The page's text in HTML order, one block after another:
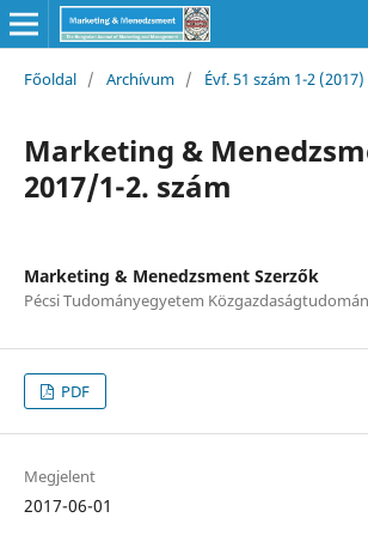
Főoldal / Archívum / Évf. 51 szám 1-2 (2017)
Marketing &
2017/1-2. szám
Marketing & Menedzsment Szerzők
Pécsi Tudományegyetem
PDF
Megjelent
2017-06-01